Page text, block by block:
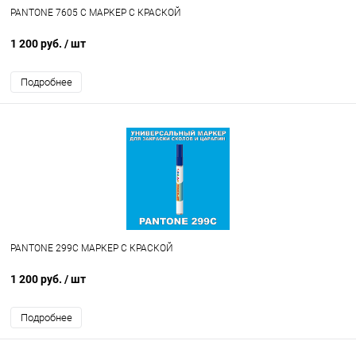
PANTONE 7605 C МАРКЕР С КРАСКОЙ
1 200 руб. / шт
Подробнее
PANTONE 299C МАРКЕР С КРАСКОЙ
1 200 руб. / шт
Подробнее